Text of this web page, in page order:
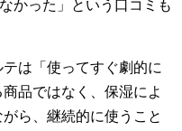
かった」という口コミも
は「使ってすぐ劇的に
品ではなく、保湿によ
ら、継続的に使うこと